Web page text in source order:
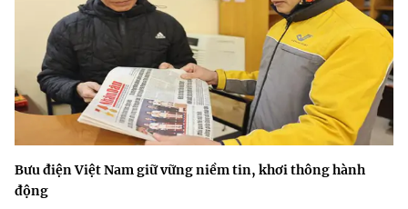
Bưu điện Việt Nam giữ vững niềm tin, khơi thông hành
động